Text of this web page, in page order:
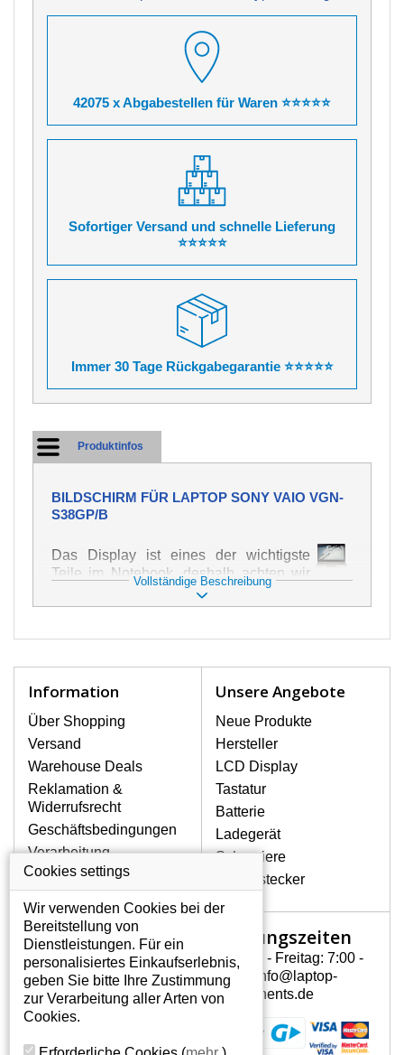
42075 x Abgabestellen für Waren ⭐⭐⭐⭐⭐
Sofortiger Versand und schnelle Lieferung
⭐⭐⭐⭐⭐
Immer 30 Tage Rückgabegarantie ⭐⭐⭐⭐⭐
Produktinfos
BILDSCHIRM FÜR LAPTOP SONY VAIO VGN-
S38GP/B
Das Display ist eines der wichtigste
Teile im Notebook, deshalb achten wir
auf höchste Qualität dieses Ersatzteils.
Er dient zur Darstellung von Texten und
schnell, deshalb ist es wichtig, mit dem
Zu den häufigsten Beschädigungen
gehören mechanische Schäden, z. B.
ein geborstenes Display oder Risse.
Ferner senkrechte Streifen, das Display
leuchtet nicht, blinkt unregelmäßig oder
ist ungleichmäßig hell.
LCD DISPLAYS SONY VAIO
VGN-S38GP/B VON
HÖCHSTER QUALITÄT!
Originaldisplays, die die hohe
Qualitätsklasse A+ erfüllen, also
ohne mangelhafte Pixel, und
zwar über die gesamte
Garantiezeit.
WIE KÖNNEN SIE FESTSTELLEN,
WELCHES DISPLAY SIE FÜR IHREN
Vollständige Beschreibung
Information
Über Shopping
Versand
Warehouse Deals
Reklamation &
Widerrufsrecht
Geschäftsbedingungen
Verarbeitung
personenbezogener
Daten
Über uns - Impressum
Unsere Angebote
Neue Produkte
Hersteller
LCD Display
Tastatur
Batterie
Ladegerät
Scharniere
Gerätestecker
Mein Konto
Mein Konto
Persönliche Daten
Addressen
Öffnungszeiten
Montag - Freitag: 7:00 -
15:30 info@laptop-
components.de
Cookies settings
Wir verwenden Cookies bei der
Bereitstellung von
Dienstleistungen. Für ein
personalisiertes Einkaufserlebnis,
geben Sie bitte Ihre Zustimmung
zur Verarbeitung aller Arten von
Cookies.